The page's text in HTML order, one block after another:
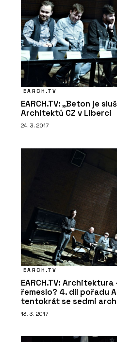
O FIRMĚ
Franke
Komínový
- Franke
EARCH.TV
EARCH.TV: „Beton je
Architektů CZ v Liberci
24. 3. 2017
EARCH.TV
EARCH.TV: Architektura
řemeslo? 4. díl pořadu
tentokrát se sedmi
13. 3. 2017